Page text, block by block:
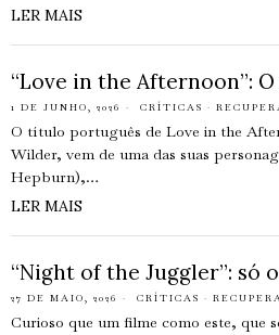
LER MAIS
“Love in the Afternoon”:
1 DE JUNHO, 2026 CRÍTICAS ·
O título português de Love in the
Wilder, vem de uma das suas
Hepburn),…
LER MAIS
“Night of the Juggler”: só
27 DE MAIO, 2026 CRÍTICAS ·
Curioso que um filme como este, que